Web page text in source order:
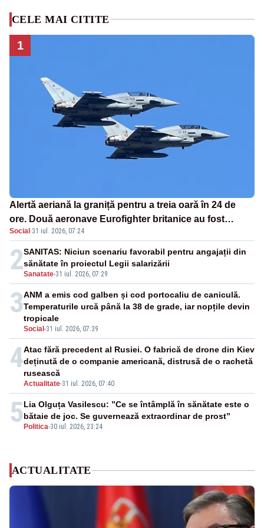
CELE MAI CITITE
1
Alertă aeriană la graniță pentru a treia oară în 24 de
ore. Două aeronave Eurofighter britanice au fost
ridicate de la sol
Social ·31 iul. 2026, 07:24
2Sanatate-31 iul. 2026, 07:29
SANITAS: Niciun scenariu favorabil pentru angajații din
sănătate în proiectul Legii salarizării
3
Social -31 iul. 2026, 07:39
ANM a emis cod galben și cod portocaliu de caniculă.
Temperaturile urcă până la 38 de grade, iar nopțile devin
tropicale
4
Actualitate-31 iul. 2026, 07:40
Atac fără precedent al Rusiei. O fabrică de drone din Kiev
deținută de o companie americană, distrusă de o rachetă
rusească
5 Politica-30 iul. 2026, 23:24
Lia Olguța Vasilescu: ”Ce se întâmplă în sănătate este o
bătaie de joc. Se guvernează extraordinar de prost”
ACTUALITATE